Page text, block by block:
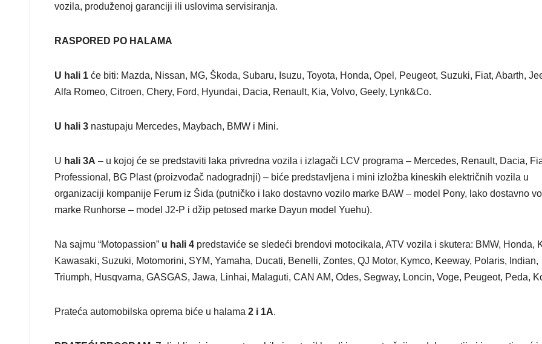
vozila, produženoj garanciji ili uslovima servisiranja.
RASPORED PO HALAMA
U hali 1 će biti: Mazda, Nissan, MG, Škoda, Subaru, Isuzu, Toyota, Honda, Opel, Peugeot, Suzuki, Fiat, Abarth,
Alfa Romeo, Citroen, Chery, Ford, Hyundai, Dacia, Renault, Kia, Volvo, Geely, Lynk&Co.
U hali 3 nastupaju Mercedes, Maybach, BMW i Mini.
U hali 3A – u kojoj će se predstaviti laka privredna vozila i izlagači LCV programa – Mercedes, Renault, Dacia,
Professional, BG Plast (proizvođač nadogradnji) – biće predstavljena i mini izložba kineskih električnih vozila u
organizaciji kompanije Ferum iz Šida (putničko i lako dostavno vozilo marke BAW – model Pony, lako dostavno
marke Runhorse – model J2-P i džip petosed marke Dayun model Yuehu).
Na sajmu “Motopassion” u hali 4 predstaviće se sledeći brendovi motocikala, ATV vozila i skutera: BMW, Honda,
Kawasaki, Suzuki, Motomorini, SYM, Yamaha, Ducati, Benelli, Zontes, QJ Motor, Kymco, Keeway, Polaris, Indian,
Triumph, Husqvarna, GASGAS, Jawa, Linhai, Malaguti, CAN AM, Odes, Segway, Loncin, Voge, Peugeot, Peda,
Prateća automobilska oprema biće u halama 2 i 1A.